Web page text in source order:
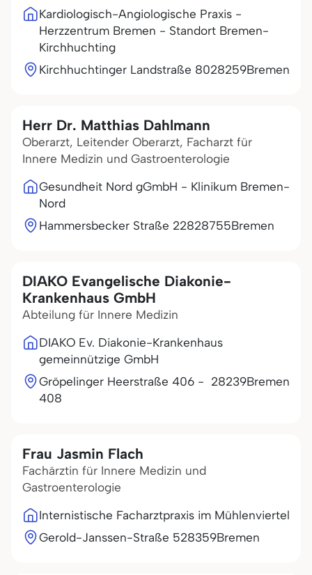
Kardiologisch-Angiologische Praxis -
Herzzentrum Bremen - Standort Bremen-
Kirchhuchting
Kirchhuchtinger Landstraße 8028259Bremen
Herr Dr. Matthias Dahlmann
Oberarzt, Leitender Oberarzt, Facharzt für
Innere Medizin und Gastroenterologie
Gesundheit Nord gGmbH - Klinikum Bremen-
Nord
Hammersbecker Straße 22828755Bremen
DIAKO Evangelische Diakonie-
Krankenhaus GmbH
Abteilung für Innere Medizin
DIAKO Ev. Diakonie-Krankenhaus
gemeinnützige GmbH
Gröpelinger Heerstraße 406 -
408
28239Bremen
Frau Jasmin Flach
Fachärztin für Innere Medizin und
Gastroenterologie
Internistische Facharztpraxis im Mühlenviertel
Gerold-Janssen-Straße 528359Bremen